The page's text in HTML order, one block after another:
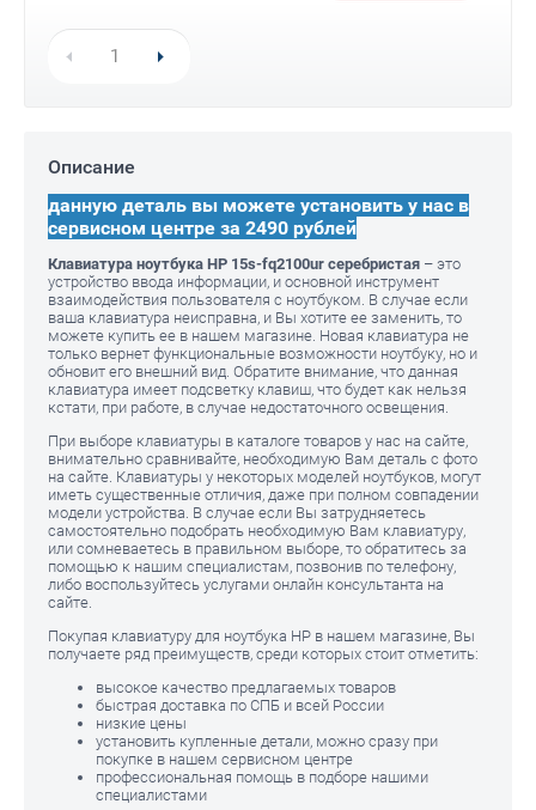
Описание
данную деталь вы можете установить у нас в
сервисном центре за 2490 рублей
Клавиатура ноутбука HP 15s-fq2100ur серебристая – это
устройство ввода информации, и основной инструмент
взаимодействия пользователя с ноутбуком. В случае если
ваша клавиатура неисправна, и Вы хотите ее заменить, то
можете купить ее в нашем магазине. Новая клавиатура не
только вернет функциональные возможности ноутбуку, но и
обновит его внешний вид. Обратите внимание, что данная
клавиатура имеет подсветку клавиш, что будет как нельзя
кстати, при работе, в случае недостаточного освещения.
При выборе клавиатуры в каталоге товаров у нас на сайте,
внимательно сравнивайте, необходимую Вам деталь с фото
на сайте. Клавиатуры у некоторых моделей ноутбуков, могут
иметь существенные отличия, даже при полном совпадении
модели устройства. В случае если Вы затрудняетесь
самостоятельно подобрать необходимую Вам клавиатуру,
или сомневаетесь в правильном выборе, то обратитесь за
помощью к нашим специалистам, позвонив по телефону,
либо воспользуйтесь услугами онлайн консультанта на
сайте.
Покупая клавиатуру для ноутбука HP в нашем магазине, Вы
получаете ряд преимуществ, среди которых стоит отметить:
высокое качество предлагаемых товаров
быстрая доставка по СПБ и всей России
низкие цены
установить купленные детали, можно сразу при
покупке в нашем сервисном центре
профессиональная помощь в подборе нашими
специалистами